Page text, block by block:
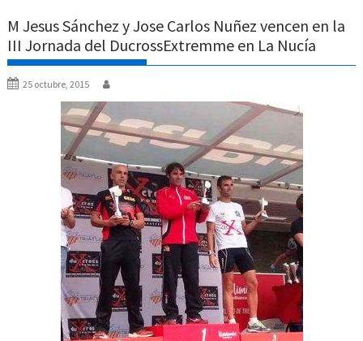
M Jesus Sánchez y Jose Carlos Nuñez vencen en la
III Jornada del DucrossExtremme en La Nucía
25 octubre, 2015